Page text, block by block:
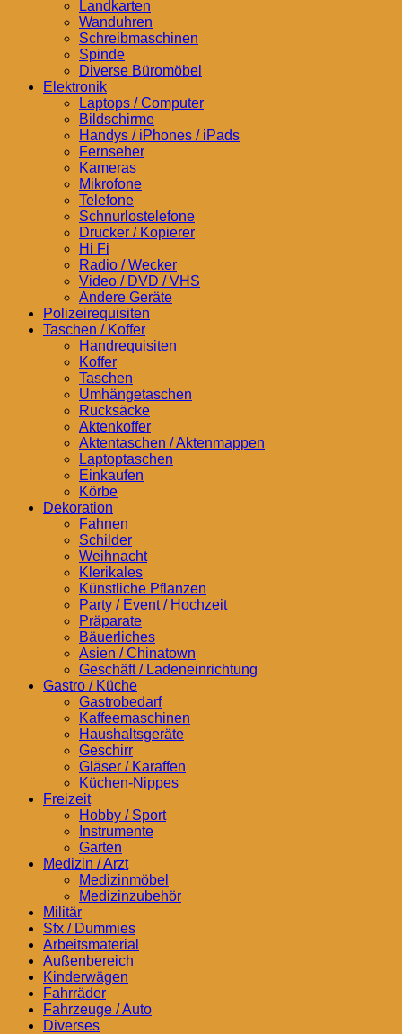
Landkarten
Wanduhren
Schreibmaschinen
Spinde
Diverse Büromöbel
Elektronik
Laptops / Computer
Bildschirme
Handys / iPhones / iPads
Fernseher
Kameras
Mikrofone
Telefone
Schnurlostelefone
Drucker / Kopierer
Hi Fi
Radio / Wecker
Video / DVD / VHS
Andere Geräte
Polizeirequisiten
Taschen / Koffer
Handrequisiten
Koffer
Taschen
Umhängetaschen
Rucksäcke
Aktenkoffer
Aktentaschen / Aktenmappen
Laptoptaschen
Einkaufen
Körbe
Dekoration
Fahnen
Schilder
Weihnacht
Klerikales
Künstliche Pflanzen
Party / Event / Hochzeit
Präparate
Bäuerliches
Asien / Chinatown
Geschäft / Ladeneinrichtung
Gastro / Küche
Gastrobedarf
Kaffeemaschinen
Haushaltsgeräte
Geschirr
Gläser / Karaffen
Küchen-Nippes
Freizeit
Hobby / Sport
Instrumente
Garten
Medizin / Arzt
Medizinmöbel
Medizinzubehör
Militär
Sfx / Dummies
Arbeitsmaterial
Außenbereich
Kinderwägen
Fahrräder
Fahrzeuge / Auto
Diverses